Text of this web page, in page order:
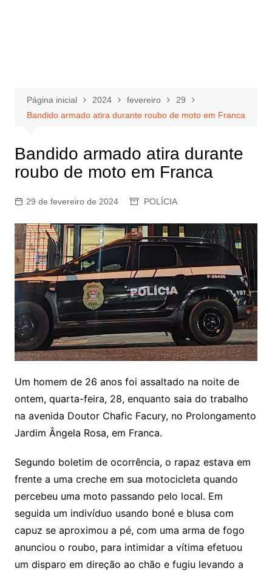
Página inicial 2024 fevereiro
29
Bandido armado atira durante roubo de moto em Franca
Bandido armado atira durante
roubo de moto em Franca
29 de fevereiro de 2024 POLÍCIA
Um homem de 26 anos foi assaltado na noite de
ontem, quarta-feira, 28, enquanto saia do trabalho
na avenida Doutor Chafic Facury, no Prolongamento
Jardim Ângela Rosa, em Franca.
Segundo boletim de ocorrência, o rapaz estava em
frente a uma creche em sua motocicleta quando
percebeu uma moto passando pelo local. Em
seguida um indivíduo usando boné e blusa com
capuz se aproximou a pé, com uma arma de fogo
anunciou o roubo, para intimidar a vítima efetuou
um disparo em direção ao chão e fugiu levando a